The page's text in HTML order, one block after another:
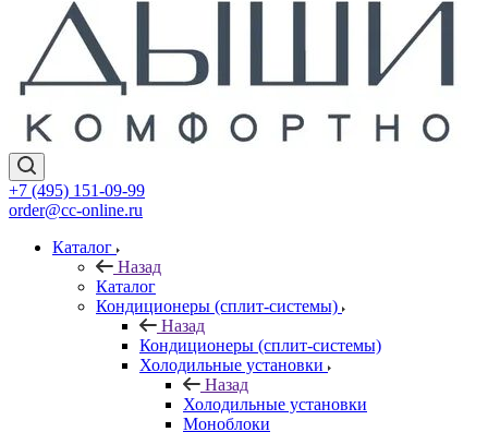
+7 (495) 151-09-99
order@cc-online.ru
Каталог
Назад
Каталог
Кондиционеры (сплит-системы)
Назад
Кондиционеры (сплит-системы)
Холодильные установки
Назад
Холодильные установки
Моноблоки